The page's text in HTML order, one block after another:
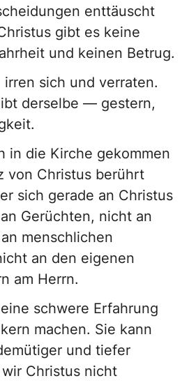
enttäuscht
gibt es keine
und keinen Betrug.
sich und verraten.
derselbe — gestern,
in die Kirche gekommen
von Christus berührt
sich gerade an Christus
Gerüchten, nicht an
menschlichen
an den eigenen
am Herrn.
schwere Erfahrung
machen. Sie kann
und tiefer
Christus nicht